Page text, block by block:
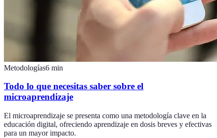
Metodologías6 min
Todo lo que necesitas saber sobre el
microaprendizaje
El microaprendizaje se presenta como una metodología clave en la
educación digital, ofreciendo aprendizaje en dosis breves y efectivas
para un mayor impacto.